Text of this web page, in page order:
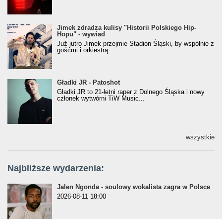
Jimek zdradza kulisy "Historii Polskiego Hip-
Hopu" - wywiad
Jimek zdradza kulisy "Historii Polskiego Hip-
Hopu" - wywiad
Już jutro Jimek przejmie Stadion Śląski, by wspólnie z
gośćmi i orkiestrą...
Gładki JR - Patoshot
Gładki JR - Patoshot
Gładki JR to 21-letni raper z Dolnego Śląska i nowy
członek wytwórni TiW Music...
wszystkie
Najbliższe wydarzenia:
Jalen Ngonda - soulowy wokalista zagra w Polsce
2026-08-11 18:00